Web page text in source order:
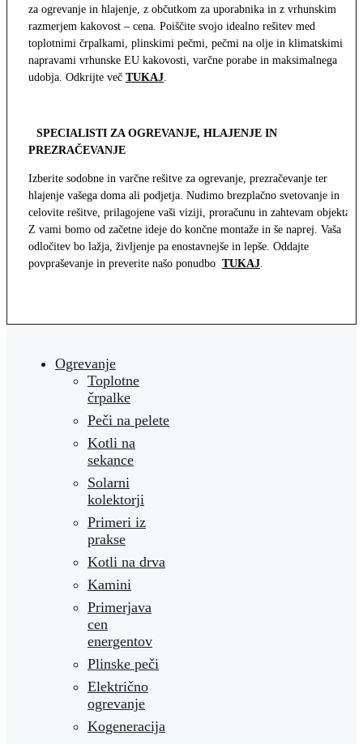
za ogrevanje in hlajenje, z občutkom za uporabnika in z vrhunskim
razmerjem kakovost – cena. Poiščite svojo idealno rešitev med
toplotnimi črpalkami, plinskimi pečmi, pečmi na olje in klimatskimi
napravami vrhunske EU kakovosti, varčne porabe in maksimalnega
udobja. Odkrijte več TUKAJ.
SPECIALISTI ZA OGREVANJE, HLAJENJE IN
PREZRAČEVANJE
Izberite sodobne in varčne rešitve za ogrevanje, prezračevanje ter
hlajenje vašega doma ali podjetja. Nudimo brezplačno svetovanje in
celovite rešitve, prilagojene vaši viziji, proračunu in zahtevam objekta.
Z vami bomo od začetne ideje do končne montaže in še naprej. Vaša
odločitev bo lažja, življenje pa enostavnejše in lepše. Oddajte
povpraševanje in preverite našo ponudbo TUKAJ.
Ogrevanje
Toplotne
črpalke
Peči na pelete
Kotli na
sekance
Solarni
kolektorji
Primeri iz
prakse
Kotli na drva
Kamini
Primerjava
cen
energentov
Plinske peči
Električno
ogrevanje
Kogeneracija